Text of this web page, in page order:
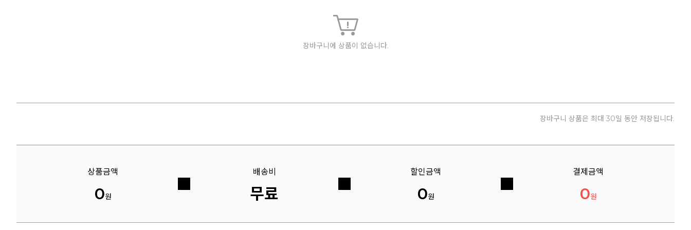
장바구니에 상품이 없습니다.
장바구니 상품은 최대 30일 동안 저장됩니다.
상품금액
0원
배송비
무료
할인금액
0원
결제금액
0원